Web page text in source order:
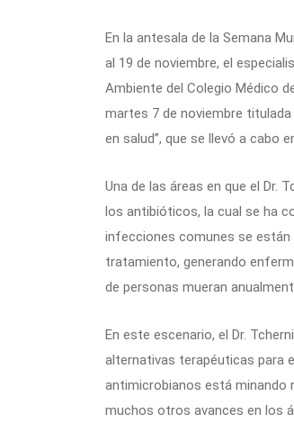
En la antesala de la Semana
al 19 de noviembre, el
Ambiente del Colegio Médico
martes 7 de noviembre
en salud”, que se llevó a cabo
Una de las áreas en que el Dr.
los antibióticos, la cual se ha
infecciones comunes se
tratamiento, generando
de personas mueran
En este escenario, el Dr.
alternativas terapéuticas para
antimicrobianos está minando
muchos otros avances en los